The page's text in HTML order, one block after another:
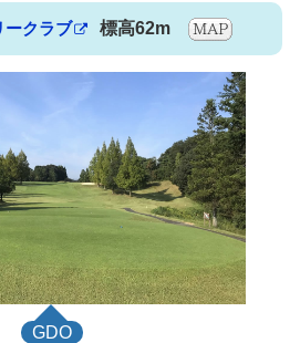
ークラブ 標高62m
GDO